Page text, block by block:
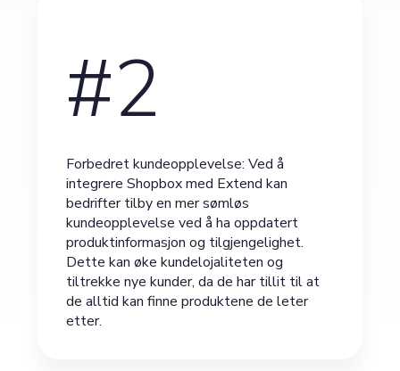
#2
Forbedret kundeopplevelse: Ved å
integrere Shopbox med Extend kan
bedrifter tilby en mer sømløs
kundeopplevelse ved å ha oppdatert
produktinformasjon og tilgjengelighet.
Dette kan øke kundelojaliteten og
tiltrekke nye kunder, da de har tillit til at
de alltid kan finne produktene de leter
etter.